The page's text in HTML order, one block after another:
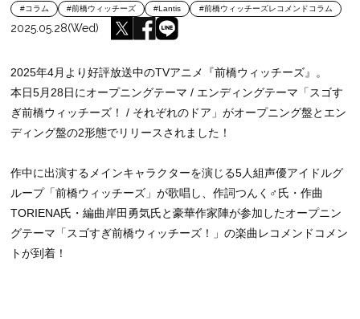
#コラム #前橋ウィッチーズ #Lantis #前橋ウィッチーズレコメンドコラム
2025.05.28(Wed)
2025年4月より好評放送中のTVアニメ『前橋ウィッチーズ』。
本日5月28日にオープニングテーマ / エンディングテーマ「スゴす
ぎ前橋ウィッチーズ！ / それぞれのドア」がオープニング盤とエン
ディング盤の2形態でリリースされました！
作中に出演するメインキャラクターを演じる5人組声優アイドルグ
ループ「前橋ウィッチーズ」が歌唱し、作詞つんく♂氏・作曲
TORIENA氏・編曲岸田勇気氏と豪華作家陣が参加したオープニン
グテーマ「スゴすぎ前橋ウィッチーズ！」の楽曲レコメンドコメン
トが到着！